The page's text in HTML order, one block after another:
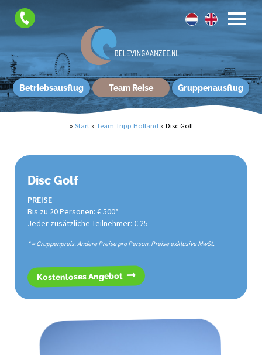
Betriebsausflug Team Reise Gruppenausflug
» Start » Team Tripp Holland » Disc Golf
Disc Golf
PREISE
Bis zu 20 Personen: € 500*
Jeder zusätzliche Teilnehmer: € 25
* = Gruppenpreis. Andere Preise pro Person. Preise exklusive MwSt.
Kostenloses Angebot